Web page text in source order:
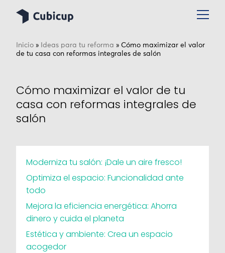
Inicio » Ideas para tu reforma » Cómo maximizar el valor
de tu casa con reformas integrales de salón
Cómo maximizar el valor de tu
casa con reformas integrales de
salón
Moderniza tu salón: ¡Dale un aire fresco!
Optimiza el espacio: Funcionalidad ante
todo
Mejora la eficiencia energética: Ahorra
dinero y cuida el planeta
Estética y ambiente: Crea un espacio
acogedor